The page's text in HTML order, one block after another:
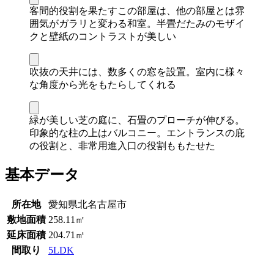
客間的役割を果たすこの部屋は、他の部屋とは雰
囲気がガラリと変わる和室。半畳だたみのモザイ
クと壁紙のコントラストが美しい
吹抜の天井には、数多くの窓を設置。室内に様々
な角度から光をもたらしてくれる
緑が美しい芝の庭に、石畳のプローチが伸びる。
印象的な柱の上はバルコニー。エントランスの庇
の役割と、非常用進入口の役割ももたせた
基本データ
所在地
愛知県北名古屋市
敷地面積 258.11㎡
延床面積 204.71㎡
間取り
5LDK